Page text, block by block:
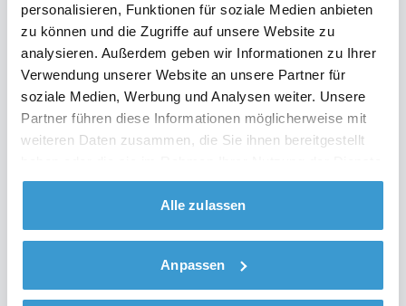
personalisieren, Funktionen für soziale Medien anbieten
zu können und die Zugriffe auf unsere Website zu
analysieren. Außerdem geben wir Informationen zu Ihrer
Verwendung unserer Website an unsere Partner für
soziale Medien, Werbung und Analysen weiter. Unsere
Partner führen diese Informationen möglicherweise mit
weiteren Daten zusammen, die Sie ihnen bereitgestellt
gesammelt haben.
Alle zulassen
Anpassen
Unsere DJs gehören zu den meistgebuchten in
Siegburg, mit einer durchschnittlichen Bewertung von
9,2. Und im unwahrscheinlichen Fall, dass Sie mit Ihrem
DJ nicht zufrieden sind? Erhalten Sie Ihr Geld zurück.
Sehen Sie sich das Video über unsere Arbeitsweise
DJ in Ihrer Region?